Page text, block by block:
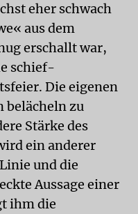
eher schwach
aus dem
erschallt war,
schief-
Die eigenen
belächeln zu
Stärke des
ein anderer
und die
Aussage einer
ihm die